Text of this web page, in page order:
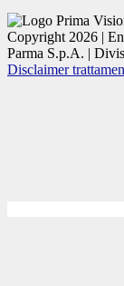
Copyright 2026 |
Parma S.p.A. |
Disclaimer